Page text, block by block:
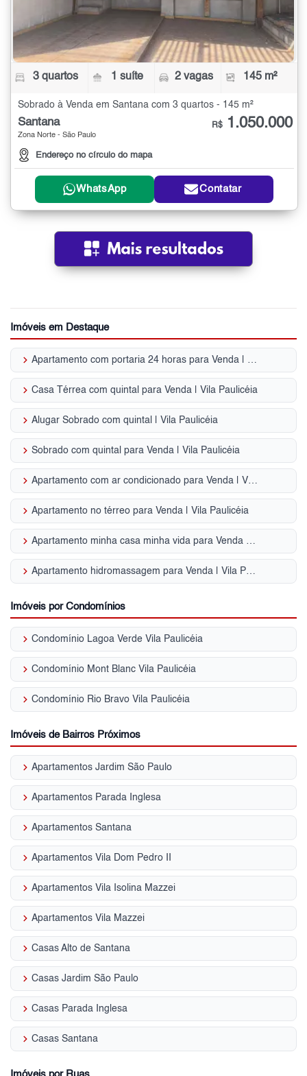
3 quartos 1 suíte 2 vagas 145 m²
Sobrado à Venda em Santana com 3 quartos - 145 m²
Santana
Zona Norte - São Paulo
Endereço no círculo do mapa
R$ 1.050.000
WhatsApp Contatar
Imóveis em Destaque
keyboard_arrow_right Apartamento com portaria 24 horas para Venda | Vila Paulicéia
keyboard_arrow_right Casa Térrea com quintal para Venda | Vila Paulicéia
keyboard_arrow_right Alugar Sobrado com quintal | Vila Paulicéia
keyboard_arrow_right Sobrado com quintal para Venda | Vila Paulicéia
keyboard_arrow_right Apartamento com ar condicionado para Venda | Vila Paulicéia
keyboard_arrow_right Apartamento no térreo para Venda | Vila Paulicéia
keyboard_arrow_right Apartamento minha casa minha vida para Venda | Vila Paulicéia
keyboard_arrow_right Apartamento hidromassagem para Venda | Vila Paulicéia
Imóveis por Condomínios
keyboard_arrow_right Condomínio Lagoa Verde Vila Paulicéia
keyboard_arrow_right Condomínio Mont Blanc Vila Paulicéia
keyboard_arrow_right Condomínio Rio Bravo Vila Paulicéia
Imóveis de Bairros Próximos
keyboard_arrow_right Apartamentos Jardim São Paulo
keyboard_arrow_right Apartamentos Parada Inglesa
keyboard_arrow_right Apartamentos Santana
keyboard_arrow_right Apartamentos Vila Dom Pedro II
keyboard_arrow_right Apartamentos Vila Isolina Mazzei
keyboard_arrow_right Apartamentos Vila Mazzei
keyboard_arrow_right Casas Alto de Santana
keyboard_arrow_right Casas Jardim São Paulo
keyboard_arrow_right Casas Parada Inglesa
keyboard_arrow_right Casas Santana